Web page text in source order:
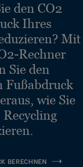
den CO2
Ihres
Mit
Rechner
Sie den
Fußabdruck
wie Sie
BERECHNEN